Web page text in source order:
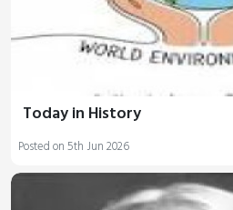
Today in History
Posted on 5th Jun 2026